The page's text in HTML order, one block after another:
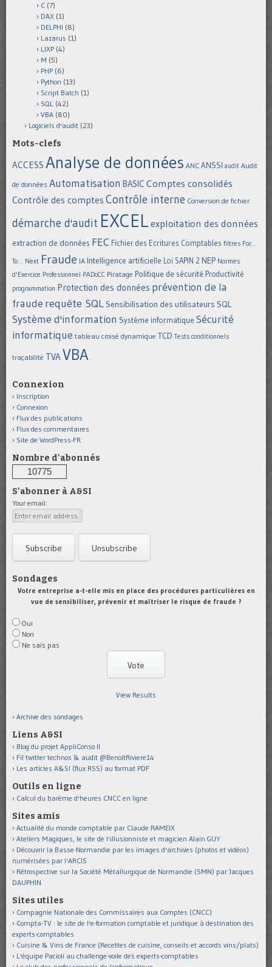
C (7)
DAX (1)
DELPHI (8)
Lazarus (1)
LIXP (4)
M (5)
PHP (6)
Python (13)
Script Batch (1)
SQL (42)
VBA (80)
Logiciels d'audit (23)
Mots-clefs
ACCESS Analyse de données ANC ANSSI audit Audit
de données Automatisation BASIC Comptes consolidés
Contrôle des comptes Contrôle interne Conversion de fichier
démarche d'audit EXCEL exploitation des données
extraction de données FEC Fichier des Ecritures Comptables filtres For...
To... Next Fraude IA Intelligence artificielle Loi SAPIN 2 NEP Normes
d'Exercice Professionnel PADoCC Piratage Politique de sécurité Productivité
programmation Protection des données prévention de la
fraude requête SQL Sensibilisation des utilisateurs SQL
Système d'information Système informatique Sécurité
informatique tableau croisé dynamique TCD Tests conditionnels
traçabilité TVAVBA
Connexion
Inscription
Connexion
Flux des publications
Flux des commentaires
Site de WordPress-FR
Nombre d'abonnés
10775
S'abonner à A&SI
Your email:
Sondages
Votre entreprise a-t-elle mis en place des procédures particulières en
vue de sensibiliser, prévenir et maîtriser le risque de fraude ?
Oui
Non
Ne sais pas
View Results
Archive des sondages
Liens A&SI
Blog du projet AppliConso II
Fil twitter technos & audit @BenoitRiviere14
Les articles A&SI (flux RSS) au format PDF
Outils en ligne
Calcul du barème d'heures CNCC en ligne
Sites amis
Actualité du monde comptable par Claude RAMEIX
Ateliers Magiques, le site de l'illusionniste et magicien Alain GUY
Découvrir la Basse-Normandie par les images d'archives (photos et vidéos)
numérisées par l'ARCIS
Rétrospective sur la Société Métallurgique de Normandie (SMN) par Jacques
DAUPHIN
Sites utiles
Compagnie Nationale des Commissaires aux Comptes (CNCC)
Compta-TV : le site de l'e-formation comptable et juridique à destination des
experts-comptables
Cuisine & Vins de France (Recettes de cuisine, conseils et accords vins/plats)
L'équipe Pacioli au challenge-voile des experts-comptables